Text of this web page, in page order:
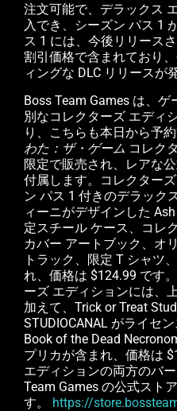
注文可能で、デラックス
入でき、シーズン パス 1
ス 1 には、今後リリース
割引価格で含まれており
ィングな DLC リリースが
Boss Team Games は、
別なコレクターズ エディ
り、こちらも本日から予
わた：ザ・ゲーム コレク
限定で販売され、レアな
付属します。コレクター
ン パス 1 付きのデラック
ィーニがデザインした
定スチール ケース、コレ
カバー アートブック、オ
トラック、限定 T シャツ
れ、価格は $124.99 です
ーズ エディションには、
加えて、Trick or Treat
STUDIOCANAL がライセ
Book of the Dead
プリカが含まれ、価格は
エディションの両方のバ
Team Games の公式スト
す。 https://